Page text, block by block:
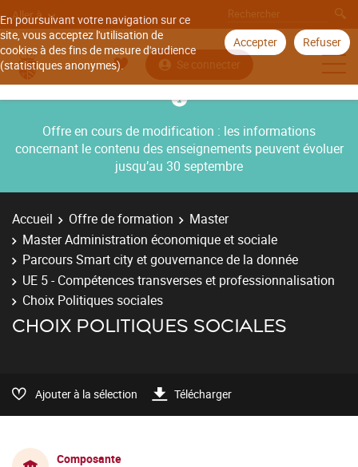
En poursuivant votre navigation sur ce
site, vous acceptez l'utilisation de
cookies à des fins de mesure d'audience
(statistiques anonymes).
Accepter Refuser
Aller à
Se connecter
Offre en cours de modification : les informations
concernant le contenu des enseignements peuvent évoluer
jusqu’au 30 septembre
Accueil Offre de formation
Master
Master Administration économique et sociale
Parcours Smart city et gouvernance de la donnée
UE 5 - Compétences transverses et professionnalisation
Choix Politiques sociales
CHOIX POLITIQUES SOCIALES
Ajouter à la sélection Télécharger
Composante